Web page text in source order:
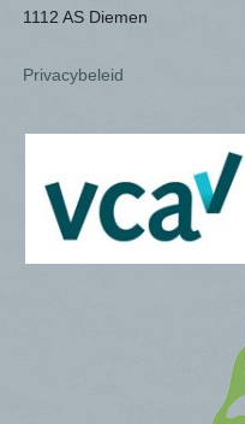
1112 AS Diemen
Privacybeleid